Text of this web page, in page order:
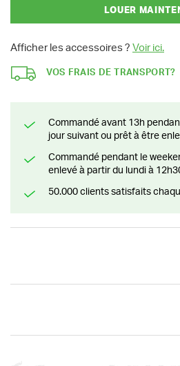
LOUER
Afficher les accessoires ? Voir ici.
VOS FRAIS DE TRANSPORT?
Commandé avant 13h pendant la semaine? Livré le
jour suivant ou prêt à être
Commandé pendant le weekend? Livré ou prêt à être
enlevé à partir du lundi à
50.000 clients satisfaits